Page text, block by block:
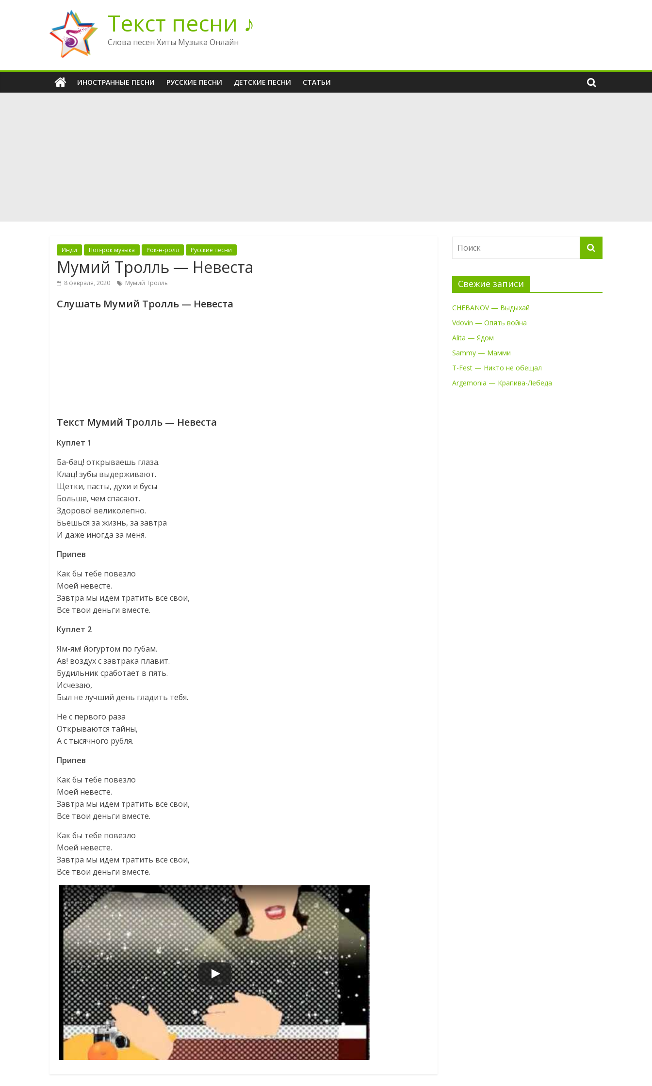
содержимому
Текст песни ♪
Слова песен Хиты Музыка Онлайн
ИНОСТРАННЫЕ ПЕСНИ РУССКИЕ ПЕСНИ ДЕТСКИЕ ПЕСНИ СТАТЬИ
Инди Поп-рок музыка Рок-н-ролл Русские песни
Мумий Тролль — Невеста
8 февраля, 2020 Мумий Тролль
Слушать Мумий Тролль — Невеста
Текст Мумий Тролль — Невеста
Куплет 1
Ба-бац! открываешь глаза.
Клац! зубы выдерживают.
Щетки, пасты, духи и бусы
Больше, чем спасают.
Здорово! великолепно.
Бьешься за жизнь, за завтра
И даже иногда за меня.
Припев
Как бы тебе повезло
Моей невесте.
Завтра мы идем тратить все свои,
Все твои деньги вместе.
Куплет 2
Ям-ям! йогуртом по губам.
Ав! воздух с завтрака плавит.
Будильник сработает в пять.
Исчезаю,
Был не лучший день гладить тебя.
Не с первого раза
Открываются тайны,
А с тысячного рубля.
Припев
Как бы тебе повезло
Моей невесте.
Завтра мы идем тратить все свои,
Все твои деньги вместе.
Как бы тебе повезло
Моей невесте.
Завтра мы идем тратить все свои,
Все твои деньги вместе.
Свежие записи
CHEBANOV — Выдыхай
Vdovin — Опять война
Alita — Ядом
Sammy — Мамми
T-Fest — Никто не обещал
Argemonia — Крапива-Лебеда